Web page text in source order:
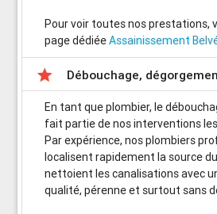
Pour voir toutes nos prestations,
page dédiéeAssainissement
 Débouchage,
En tant que plombier, le
fait partie de nos interventions
Par expérience, nos plombiers
localisent rapidement la source
nettoient les canalisations avec
qualité, pérenne et surtout sans